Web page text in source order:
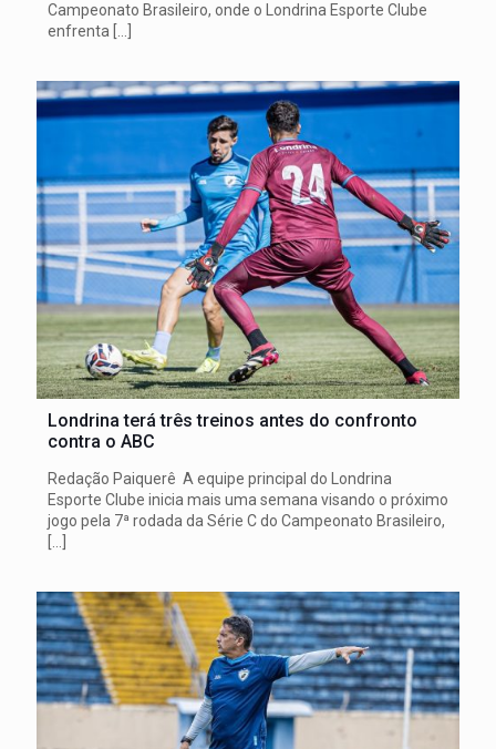
Campeonato Brasileiro, onde o Londrina Esporte Clube
enfrenta
Londrina terá três treinos antes do confronto
contra o ABC
Redação Paiquerê A equipe principal do Londrina
Esporte Clube inicia mais uma semana visando o próximo
jogo pela 7ª rodada da Série C do Campeonato Brasileiro,
[…]